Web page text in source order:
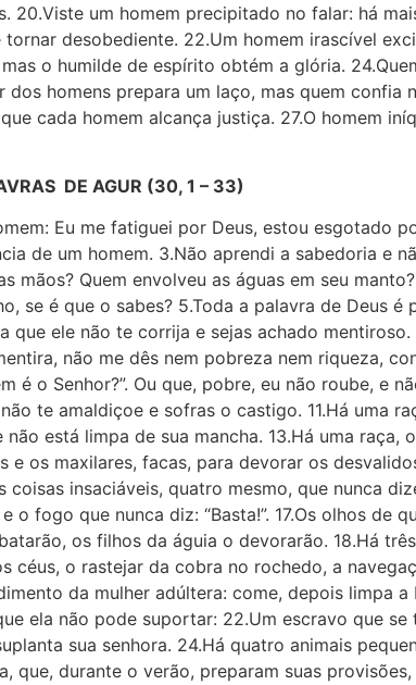
20.Viste um homem precipitado no falar: há
desobediente. 22.Um homem irascível
o humilde de espírito obtém a glória.
homens prepara um laço, mas quem confia
cada homem alcança justiça. 27.O homem
DE AGUR (30, 1 – 33)
Eu me fatiguei por Deus, estou esgotado
de um homem. 3.Não aprendi a sabedoria e
mãos? Quem envolveu as águas em seu
se é que o sabes? 5.Toda a palavra de Deus é
ele não te corrija e sejas achado
não me dês nem pobreza nem riqueza,
é o Senhor?”. Ou que, pobre, eu não roube, e
te amaldiçoe e sofras o castigo. 11.Há uma
está limpa de sua mancha. 13.Há uma raça,
e os maxilares, facas, para devorar os
insaciáveis, quatro mesmo, que nunca
fogo que nunca diz: “Basta!”. 17.Os olhos de
os filhos da águia o devorarão. 18.Há
céus, o rastejar da cobra no rochedo, a
da mulher adúltera: come, depois limpa a
ela não pode suportar: 22.Um escravo que
sua senhora. 24.Há quatro animais
durante o verão, preparam suas